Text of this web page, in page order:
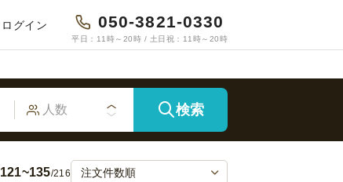
ログイン 050-3821-0330
平日：11時～20時 / 土日祝：11時～20時
検索
121~135/216